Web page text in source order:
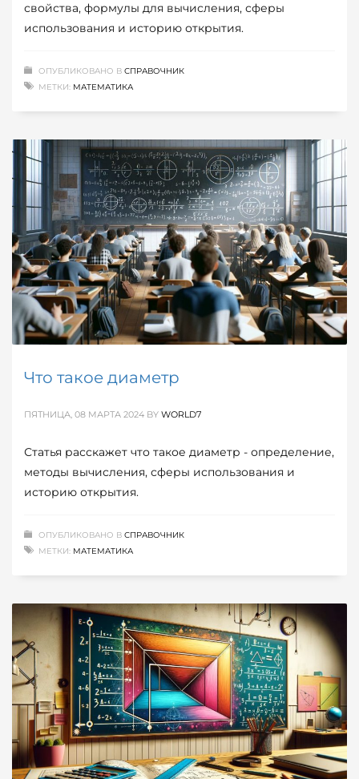
свойства, формулы для вычисления, сферы
использования и историю открытия.
ОПУБЛИКОВАНО В СПРАВОЧНИК
МЕТКИ: МАТЕМАТИКА
Что такое диаметр
ПЯТНИЦА, 08 МАРТА 2024 BY WORLD7
Статья расскажет что такое диаметр - определение,
методы вычисления, сферы использования и
историю открытия.
ОПУБЛИКОВАНО В СПРАВОЧНИК
МЕТКИ: МАТЕМАТИКА